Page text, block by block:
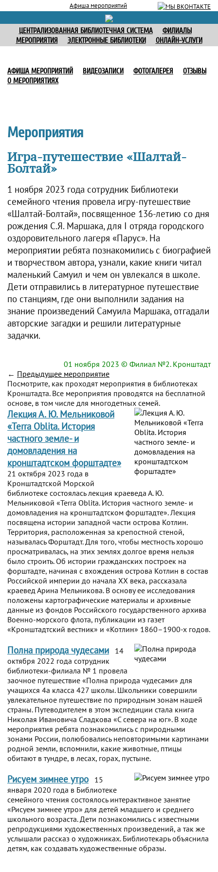
Афиша мероприятий
ЦЕНТРАЛИЗОВАННАЯ БИБЛИОТЕЧНАЯ СИСТЕМА
ФИЛИАЛЫ
МЕРОПРИЯТИЯ
ЭЛЕКТРОННЫЕ БИБЛИОТЕКИ ОНЛАЙН-УСЛУГИ
АФИША МЕРОПРИЯТИЙ ВИДЕОЗАПИСИ ФОТОГАЛЕРЕЯ
ОТЗЫВЫ
О МЕРОПРИЯТИЯХ
Мероприятия
Игра-путешествие «Шалтай-
Болтай»
1 ноября 2023 года сотрудник Библиотеки
семейного чтения провела игру-путешествие
«Шалтай-Болтай», посвященное 136-летию со дня
рождения С.Я. Маршака, для I отряда городского
оздоровительного лагеря «Парус». На
мероприятии ребята познакомились с биографией
и творчеством автора, узнали, какие книги читал
маленький Самуил и чем он увлекался в школе.
Дети отправились в литературное путешествие
по станциям, где они выполнили задания на
знание произведений Самуила Маршака, отгадали
авторские загадки и решили литературные
задачки.
01 ноября 2023 © Филиал №2. Кронштадт
← Предыдущее мероприятие
Посмотрите, как проходят мероприятия в библиотеках
Кронштадта. Все мероприятия проводятся на бесплатной
основе, в том числе для многодетных семей.
Лекция А. Ю. Мельниковой
«Terra Oblita. История
частного земле- и
домовладения на
кронштадтском форштадте»
21 октября 2023 года в
Кронштадтской Морской
библиотеке состоялась лекция краеведа А. Ю.
Мельниковой «Terra Oblita. История частного земле- и
домовладения на кронштадтском форштадте». Лекция
посвящена истории западной части острова Котлин.
Территория, расположенная за крепостной стеной,
называлась Форштадт. Для того, чтобы местность хорошо
просматривалась, на этих землях долгое время нельзя
было строить. Об истории гражданских построек на
форштадте, начиная с вхождения острова Котлин в состав
Российской империи до начала ХХ века, рассказала
краевед Арина Мельникова. В основу ее исследования
положены картографические материалы и архивные
данные из фондов Российского государственного архива
Военно-морского флота, публикации из газет
«Кронштадтский вестник» и «Котлин» 1860–1900-х годов.
Полна природа чудесами
14
октября 2022 года сотрудник
библиотеки-филиала № 1 провела
заочное путешествие «Полна природа чудесами» для
учащихся 4а класса 427 школы. Школьники совершили
увлекательное путешествие по природным зонам нашей
страны. Путеводителем в этом экспедиции стала книга
Николая Ивановича Сладкова «С севера на юг». В ходе
мероприятия ребята познакомились с природными
зонами России, полюбовались неповторимыми картинами
родной земли, вспомнили, какие животные, птицы
обитают в тундре, в лесах, горах, пустыне.
Рисуем зимнее утро
15
января 2020 года в Библиотеке
семейного чтения состоялось интерактивное занятие
«Рисуем зимнее утро» для детей младшего и среднего
школьного возраста. Дети познакомились с известными
репродукциями художественных произведений, а так же
услышали рассказ о художниках. Библиотекарь объяснила
детям, как создавать художественные образы.